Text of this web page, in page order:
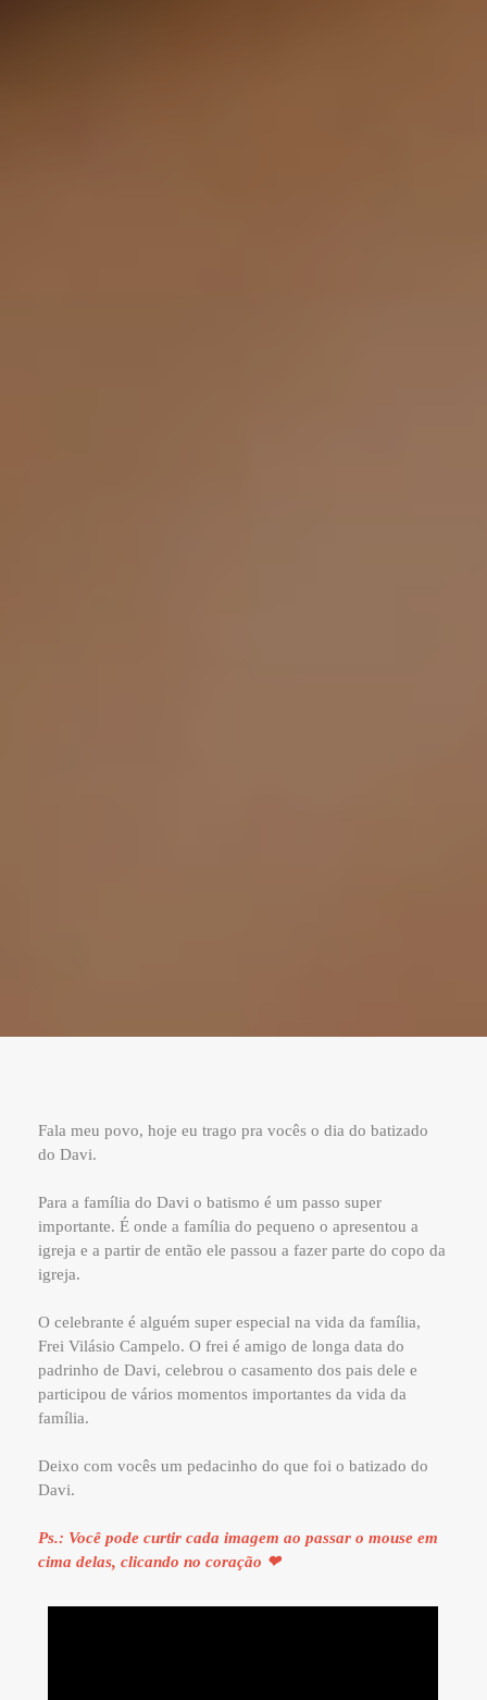
Fala meu povo, hoje eu trago pra vocês o dia do batizado
do Davi.
Para a família do Davi o batismo é um passo super
importante. É onde a família do pequeno o apresentou a
igreja e a partir de então ele passou a fazer parte do copo da
igreja.
O celebrante é alguém super especial na vida da família,
Frei Vilásio Campelo. O frei é amigo de longa data do
padrinho de Davi, celebrou o casamento dos pais dele e
participou de vários momentos importantes da vida da
família.
Deixo com vocês um pedacinho do que foi o batizado do
Davi.
Ps.: Você pode curtir cada imagem ao passar o mouse em
cima delas, clicando no coração ❤